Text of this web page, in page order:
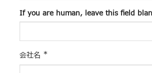
If you are human, leave this field
会社名 *